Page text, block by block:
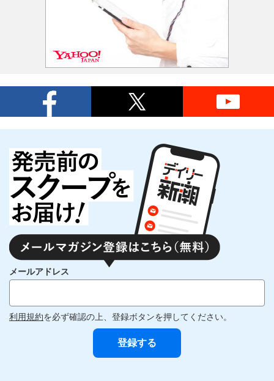
メールアドレス
利用規約を必ず確認の上、登録ボタンを押してください。